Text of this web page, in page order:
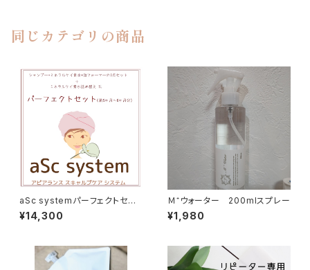
同じカテゴリの商品
aSc systemパーフェクトセット
(5~6ヶ月分)本気で取り組む方
はこちらを…抗がん剤治療中の
¥14,300
Ｍ⁺ウォーター 200mlスプレー
¥1,980